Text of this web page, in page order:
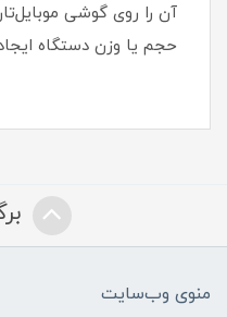
آن را روی گوشی
حجم یا وزن دستگاه
منوی وب‌سایت